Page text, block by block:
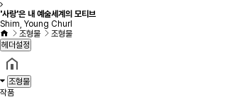
'사랑'은 내 예술세계의 모티브
Shim, Young Churl
조형물
조형물
헤더설정
조형물
작품